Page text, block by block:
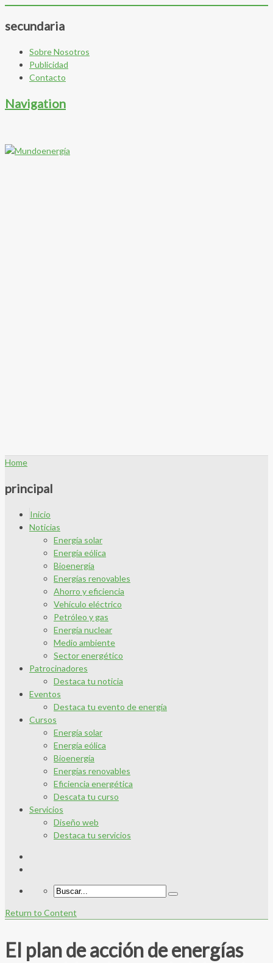
secundaria
Sobre Nosotros
Publicidad
Contacto
Navigation
Home
principal
Inicio
Noticias
Energía solar
Energía eólica
Bioenergía
Energías renovables
Ahorro y eficiencia
Vehículo eléctrico
Petróleo y gas
Energía nuclear
Medio ambiente
Sector energético
Patrocinadores
Destaca tu noticia
Eventos
Destaca tu evento de energía
Cursos
Energía solar
Energía eólica
Bioenergía
Energías renovables
Eficiencia energética
Descata tu curso
Servicios
Diseño web
Destaca tu servicios
Return to Content
El plan de acción de energías